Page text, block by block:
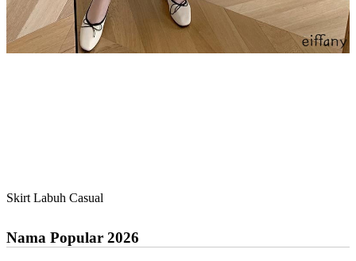
Skirt Labuh Casual
Nama Popular 2026